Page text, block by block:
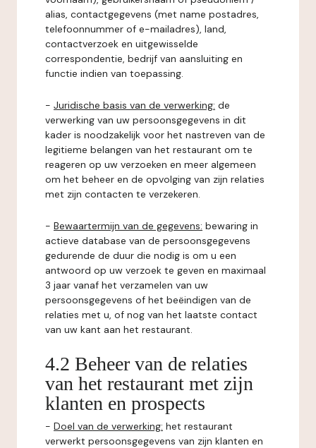
alias, contactgegevens (met name postadres,
telefoonnummer of e-mailadres), land,
contactverzoek en uitgewisselde
correspondentie, bedrijf van aansluiting en
functie indien van toepassing.
- Juridische basis van de verwerking: de
verwerking van uw persoonsgegevens in dit
kader is noodzakelijk voor het nastreven van de
legitieme belangen van het restaurant om te
reageren op uw verzoeken en meer algemeen
om het beheer en de opvolging van zijn relaties
met zijn contacten te verzekeren.
- Bewaartermijn van de gegevens: bewaring in
actieve database van de persoonsgegevens
gedurende de duur die nodig is om u een
antwoord op uw verzoek te geven en maximaal
3 jaar vanaf het verzamelen van uw
persoonsgegevens of het beëindigen van de
relaties met u, of nog van het laatste contact
van uw kant aan het restaurant.
4.2 Beheer van de relaties
van het restaurant met zijn
klanten en prospects
- Doel van de verwerking: het restaurant
verwerkt persoonsgegevens van zijn klanten en